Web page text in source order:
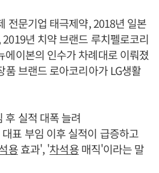
전문기업 태극제약, 2018년 일본
년 치약 브랜드 루치펠로코리
에이본의 인수가 차례대로 이뤄졌
품 브랜드 로아코리아가 LG생활
실적 대폭 늘려
대표 부임 이후 실적이 급증하고
용효과', '차석용매직'이라는 말